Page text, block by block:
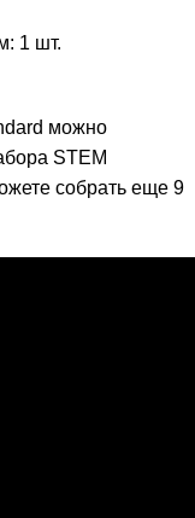
1 шт.
можно
STEM
собрать еще 9